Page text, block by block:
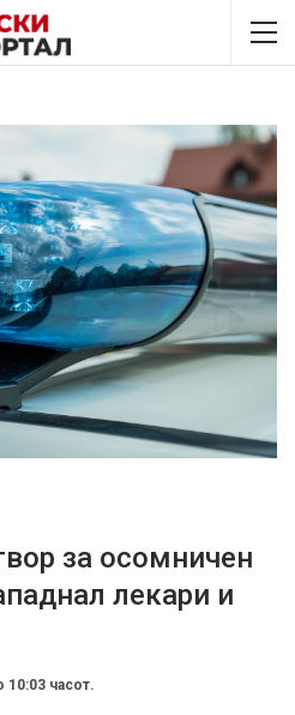
за осомничен
лекари и
10:03 часот.